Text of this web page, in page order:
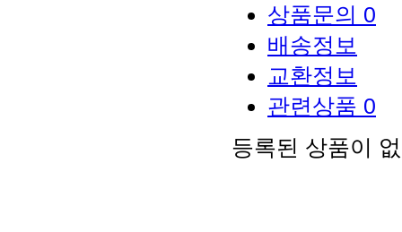
상품문의 0
배송정보
교환정보
관련상품 0
등록된 상품이